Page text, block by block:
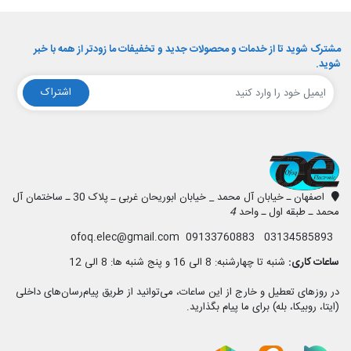
مشترک شوید تا از خدمات و محصولات جدید و تخفیفات ما زودتر از همه با خبر
شوید.
اشتراک
اصفهان ـ خیابان آل محمد _ خیابان ابوریحان غربی ـ پلاک 30 ـ ساختمان آل
محمد ـ طبقه اول ـ واحد4
ساعات کاری: شنبه تا چهارشنبه: 8 الی 16 و پنج شنبه ها: 8 الی 12
در روزهای تعطیل و خارج از این ساعات، می‌توانید از طریق پیام‌رسان‌های داخلی
(ایتا، روبیکا، بله) برای ما پیام بگذارید.